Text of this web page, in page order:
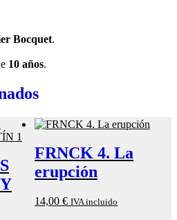
Bocquet.
10 años.
FRNCK 4. La
erupción
14,00€ IVA incluido